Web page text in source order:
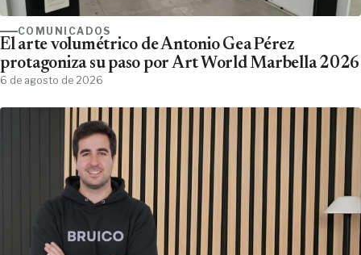
COMUNICADOS
El arte volumétrico de Antonio Gea Pérez
protagoniza su paso por Art World Marbella 2026
6 de agosto de 2026